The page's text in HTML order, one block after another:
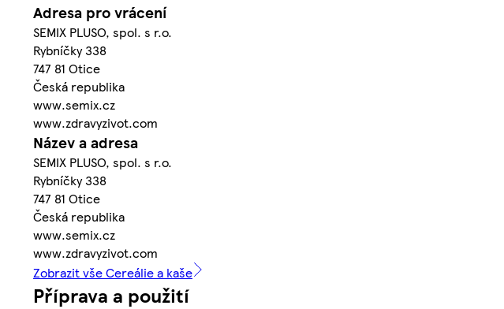
Adresa pro vrácení
SEMIX PLUSO, spol. s r.o.
Rybníčky 338
747 81 Otice
Česká republika
www.semix.cz
www.zdravyzivot.com
Název a adresa
SEMIX PLUSO, spol. s r.o.
Rybníčky 338
747 81 Otice
Česká republika
www.semix.cz
www.zdravyzivot.com
Zobrazit vše Cereálie a kaše
Příprava a použití